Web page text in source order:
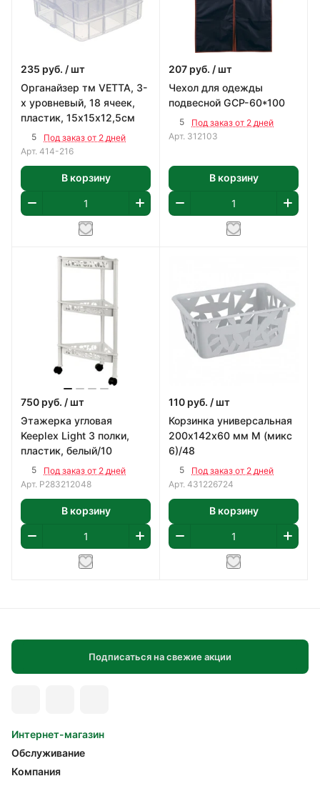
235 руб. / шт
Органайзер тм VETTA, 3-
х уровневый, 18 ячеек,
пластик, 15х15х12,5см
5
Под заказ от 2 дней
Арт. 414-216
В корзину
207 руб. / шт
Чехол для одежды
подвесной GCP-60*100
5
Под заказ от 2 дней
Арт. 312103
В корзину
750 руб. / шт
Этажерка угловая
Keeplex Light 3 полки,
пластик, белый/10
5
Под заказ от 2 дней
Арт. Р283212048
В корзину
110 руб. / шт
Корзинка универсальная
200х142х60 мм M (микс
6)/48
5
Под заказ от 2 дней
Арт. 431226724
В корзину
Подписаться на свежие акции
Интернет-магазин
Обслуживание
Компания